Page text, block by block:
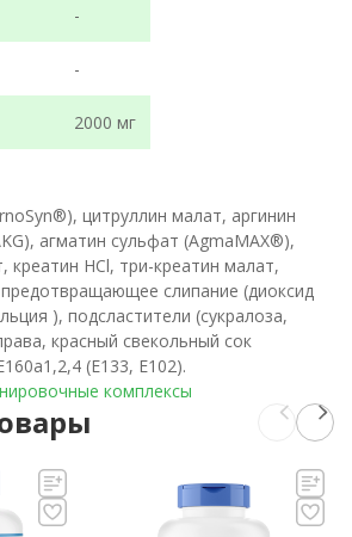
-
-
2000 мг
цитруллин малат, аргинин
агматин сульфат (AgmaMAX®),
креатин HCl, три-креатин малат,
слипание (диоксид
), подсластители (сукралоза,
красный свекольный сок
(E133, E102).
комплексы